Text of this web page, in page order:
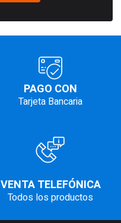
PAGO CON
Tarjeta Bancaria
VENTA TELEFÓNICA
Todos los productos